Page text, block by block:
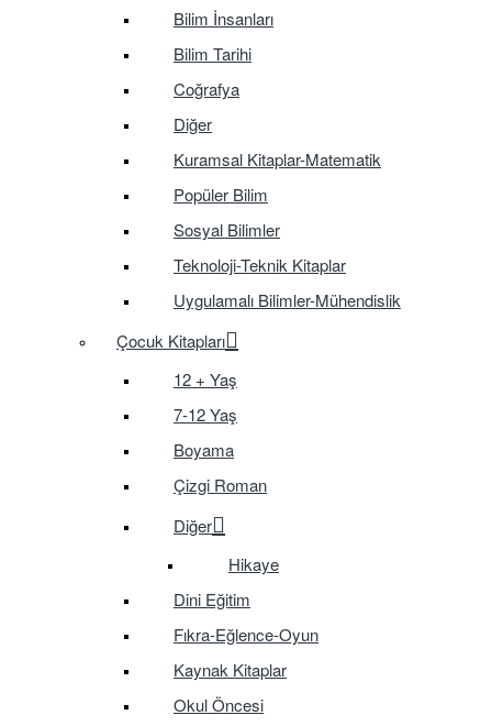
Bilim İnsanları
Bilim Tarihi
Coğrafya
Diğer
Kuramsal Kitaplar-Matematik
Popüler Bilim
Sosyal Bilimler
Teknoloji-Teknik Kitaplar
Uygulamalı Bilimler-Mühendislik
Çocuk Kitapları
12 + Yaş
7-12 Yaş
Boyama
Çizgi Roman
Diğer
Hikaye
Dini Eğitim
Fıkra-Eğlence-Oyun
Kaynak Kitaplar
Okul Öncesi